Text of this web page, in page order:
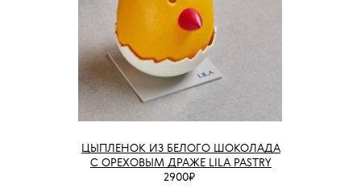
ЦЫПЛЕНОК ИЗ БЕЛОГО ШОКОЛАДА
С ОРЕХОВЫМ ДРАЖЕ LILA PASTRY
2900₽